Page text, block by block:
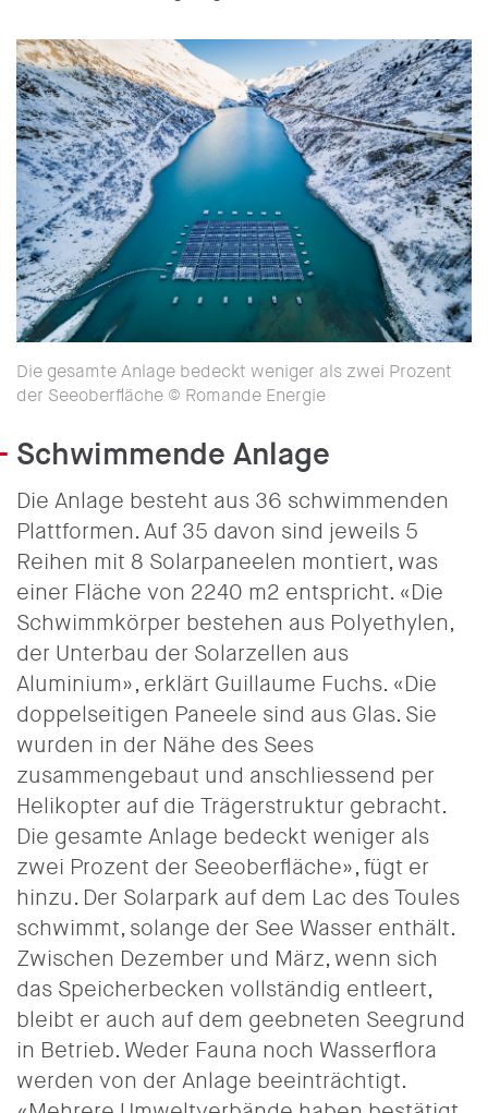
Die gesamte Anlage bedeckt weniger als zwei Prozent
der Seeoberfläche © Romande Energie
Schwimmende Anlage
Die Anlage besteht aus 36 schwimmenden
Plattformen. Auf 35 davon sind jeweils 5
Reihen mit 8 Solarpaneelen montiert, was
einer Fläche von 2240 m2 entspricht. «Die
Schwimmkörper bestehen aus Polyethylen,
der Unterbau der Solarzellen aus
Aluminium», erklärt Guillaume Fuchs. «Die
doppelseitigen Paneele sind aus Glas. Sie
wurden in der Nähe des Sees
zusammengebaut und anschliessend per
Helikopter auf die Trägerstruktur gebracht.
Die gesamte Anlage bedeckt weniger als
zwei Prozent der Seeoberfläche», fügt er
hinzu. Der Solarpark auf dem Lac des Toules
schwimmt, solange der See Wasser enthält.
Zwischen Dezember und März, wenn sich
das Speicherbecken vollständig entleert,
bleibt er auch auf dem geebneten Seegrund
in Betrieb. Weder Fauna noch Wasserflora
werden von der Anlage beeinträchtigt.